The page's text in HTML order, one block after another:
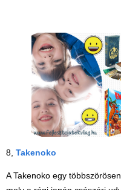
8, Takenoko
A Takenoko egy